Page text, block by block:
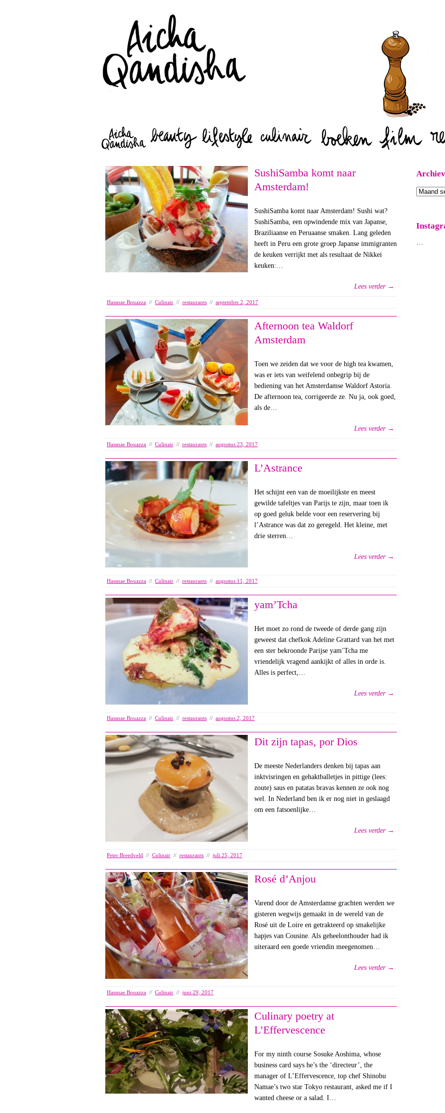
SushiSamba komt naar
Amsterdam!
SushiSamba komt naar Amsterdam! Sushi wat?
SushiSamba, een opwindende mix van Japanse,
Braziliaanse en Peruaanse smaken. Lang geleden
heeft in Peru een grote groep Japanse immigranten
de keuken verrijkt met als resultaat de Nikkei
keuken:…
Lees verder →
Hassnae Bouazza // Culinair // restaurants // september 2, 2017
Afternoon tea Waldorf
Amsterdam
Toen we zeiden dat we voor de high tea kwamen,
was er iets van weifelend onbegrip bij de
bediening van het Amsterdamse Waldorf Astoria.
De afternoon tea, corrigeerde ze. Nu ja, ook goed,
als de…
Lees verder →
Hassnae Bouazza // Culinair // restaurants // augustus 23, 2017
L’Astrance
Het schijnt een van de moeilijkste en meest
gewilde tafeltjes van Parijs te zijn, maar toen ik
op goed geluk belde voor een reservering bij
l’Astrance was dat zo geregeld. Het kleine, met
drie sterren…
Lees verder →
Hassnae Bouazza // Culinair // restaurants // augustus 11, 2017
yam’Tcha
Het moet zo rond de tweede of derde gang zijn
geweest dat chefkok Adeline Grattard van het met
een ster bekroonde Parijse yam’Tcha me
vriendelijk vragend aankijkt of alles in orde is.
Alles is perfect,…
Lees verder →
Hassnae Bouazza // Culinair // restaurants // augustus 2, 2017
Dit zijn tapas, por Dios
De meeste Nederlanders denken bij tapas aan
inktvisringen en gehaktballetjes in pittige (lees:
zoute) saus en patatas bravas kennen ze ook nog
wel. In Nederland ben ik er nog niet in geslaagd
om een fatsoenlijke…
Lees verder →
Peter Breedveld // Culinair // restaurants // juli 25, 2017
Rosé d’Anjou
Varend door de Amsterdamse grachten werden we
gisteren wegwijs gemaakt in de wereld van de
Rosé uit de Loire en getrakteerd op smakelijke
hapjes van Cousine. Als geheelonthouder had ik
uiteraard een goede vriendin meegenomen…
Lees verder →
Hassnae Bouazza // Culinair // juni 29, 2017
Culinary poetry at
L’Effervescence
For my ninth course Sosuke Aoshima, whose
business card says he’s the ‘directeur’, the
manager of L’Effervescence, top chef Shinobu
Namae’s two star Tokyo restaurant, asked me if I
wanted cheese or a salad. I…
Archieven
…